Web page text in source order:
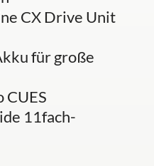
CX Drive Unit
für große
CUES
11fach-